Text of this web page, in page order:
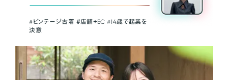
#ビンテージ古着 ＃店舗＋EC #14歳で起業を
決意